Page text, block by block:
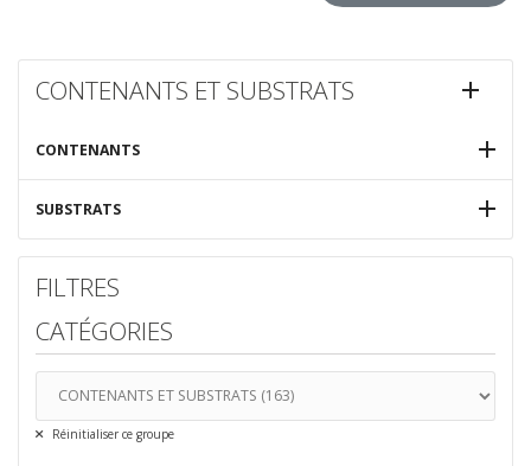
CONTENANTS ET SUBSTRATS 
CONTENANTS 
SUBSTRATS 
FILTRES
CATÉGORIES
Réinitialiser ce groupe